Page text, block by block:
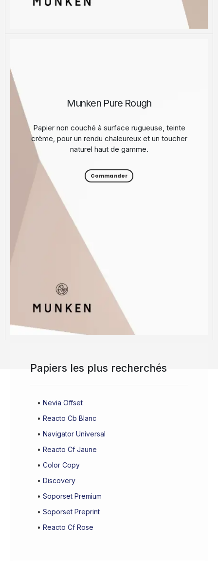
Munken Pure Rough
Papier non couché à surface rugueuse, teinte
crème, pour un rendu chaleureux et un toucher
naturel haut de gamme.
Commander
Papiers les plus recherchés
• Nevia Offset
• Reacto Cb Blanc
• Navigator Universal
• Reacto Cf Jaune
• Color Copy
• Discovery
• Soporset Premium
• Soporset Preprint
• Reacto Cf Rose